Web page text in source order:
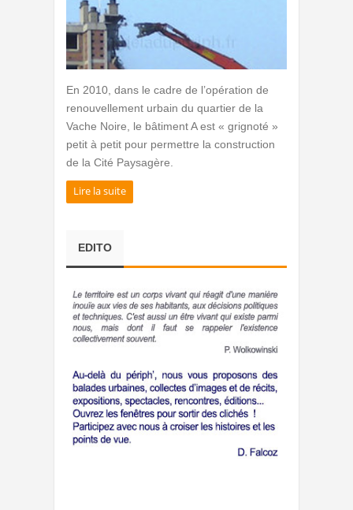
En 2010, dans le cadre de l’opération de
renouvellement urbain du quartier de la
Vache Noire, le bâtiment A est « grignoté »
petit à petit pour permettre la construction
de la Cité Paysagère.
Lire la suite
EDITO